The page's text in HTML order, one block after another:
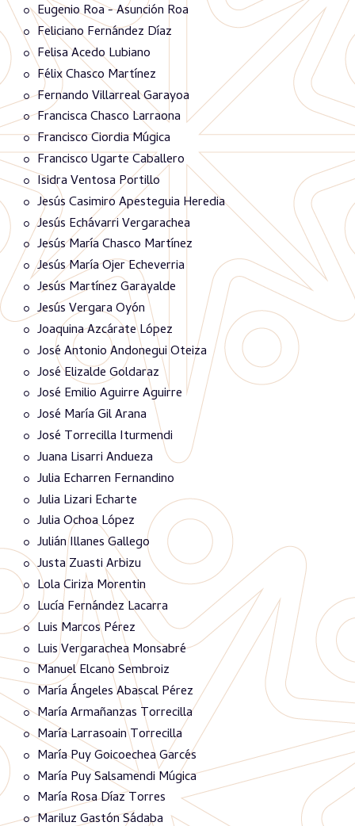
Eugenio Roa - Asunción Roa
Feliciano Fernández Díaz
Felisa Acedo Lubiano
Félix Chasco Martínez
Fernando Villarreal Garayoa
Francisca Chasco Larraona
Francisco Ciordia Múgica
Francisco Ugarte Caballero
Isidra Ventosa Portillo
Jesús Casimiro Apesteguia Heredia
Jesús Echávarri Vergarachea
Jesús María Chasco Martínez
Jesús María Ojer Echeverria
Jesús Martínez Garayalde
Jesús Vergara Oyón
Joaquina Azcárate López
José Antonio Andonegui Oteiza
José Elizalde Goldaraz
José Emilio Aguirre Aguirre
José María Gil Arana
José Torrecilla Iturmendi
Juana Lisarri Andueza
Julia Echarren Fernandino
Julia Lizari Echarte
Julia Ochoa López
Julián Illanes Gallego
Justa Zuasti Arbizu
Lola Ciriza Morentin
Lucía Fernández Lacarra
Luis Marcos Pérez
Luis Vergarachea Monsabré
Manuel Elcano Sembroiz
María Ángeles Abascal Pérez
María Armañanzas Torrecilla
María Larrasoain Torrecilla
María Puy Goicoechea Garcés
María Puy Salsamendi Múgica
María Rosa Díaz Torres
Mariluz Gastón Sádaba